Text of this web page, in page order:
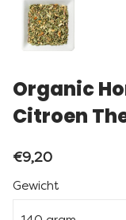
Organic
Citroen
€9,20
Gewicht